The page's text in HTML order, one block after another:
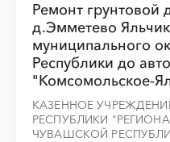
Ремонт грунтовой
д.Эмметево
муниципального
Республики до
"Комсомольское-
КАЗЕННОЕ
РЕСПУБЛИКИ
ЧУВАШСКОЙ